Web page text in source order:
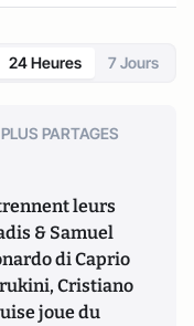
24 Heures 7 Jours
PLUS PARTAGES
leurs
& Samuel
di Caprio
Cristiano
joue du